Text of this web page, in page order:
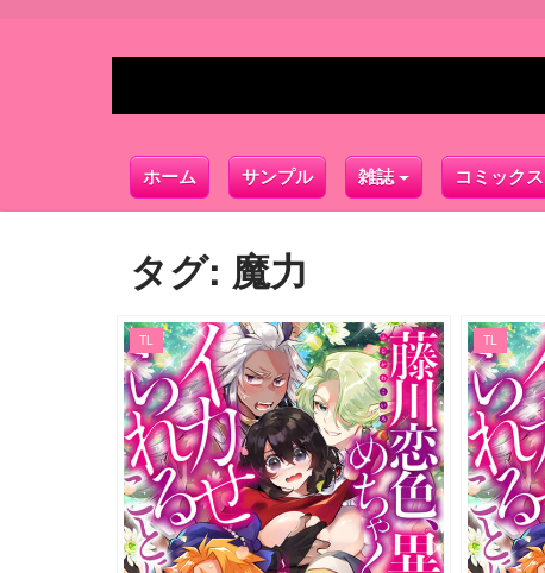
ホーム サンプル 雑誌 コミックス
タグ: 魔力
TL TL